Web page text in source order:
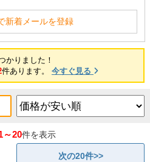
新着メールを登録
かりました！
件あります。 今すぐ見る
～20件を表示
次の20件>>